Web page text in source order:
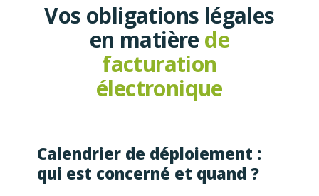
Vos obligations légales
en matière de
facturation
électronique
Calendrier de déploiement :
qui est concerné et quand ?